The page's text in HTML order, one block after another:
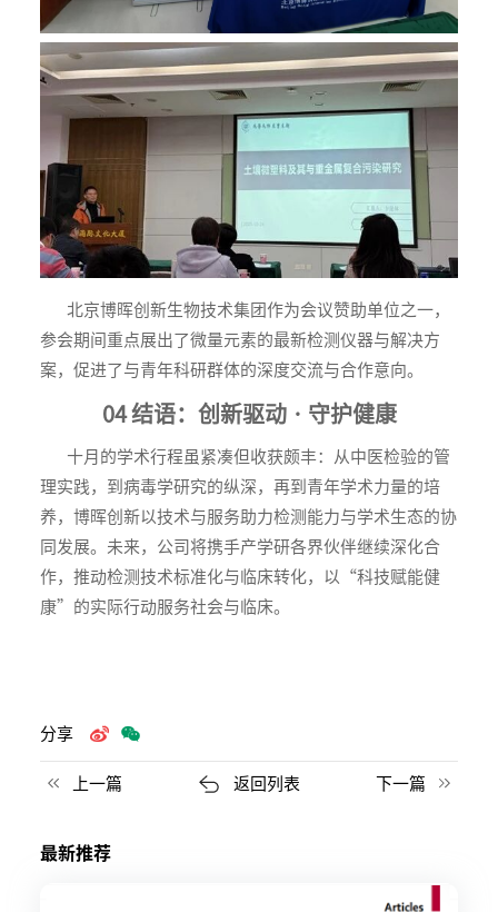
北京博晖创新生物技术集团作为会议赞助单位之一，
参会期间重点展出了微量元素的最新检测仪器与解决方
案，促进了与青年科研群体的深度交流与合作意向。
04 结语：创新驱动 · 守护健康
十月的学术行程虽紧凑但收获颇丰：从中医检验的管
理实践，到病毒学研究的纵深，再到青年学术力量的培
养，博晖创新以技术与服务助力检测能力与学术生态的协
同发展。未来，公司将携手产学研各界伙伴继续深化合
作，推动检测技术标准化与临床转化，以“科技赋能健
康”的实际行动服务社会与临床。
分享
上一篇 返回列表 下一篇
最新推荐